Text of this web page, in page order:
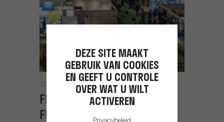
12/05/2022
FRUCTURA, DE BEURS WAAR
FRUIT TOT LEVEN KOMT!
DEZE SITE MAAKT
GEBRUIK VAN COOKIES
EN GEEFT U CONTROLE
OVER WAT U WILT
ACTIVEREN